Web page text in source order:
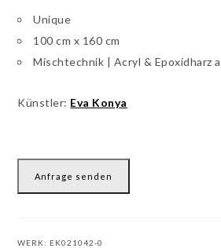
Unique
100 cm x 160 cm
Mischtechnik | Acryl & Epoxidharz
Künstler: Eva Konya
Anfrage senden
WERK: EK021042-0